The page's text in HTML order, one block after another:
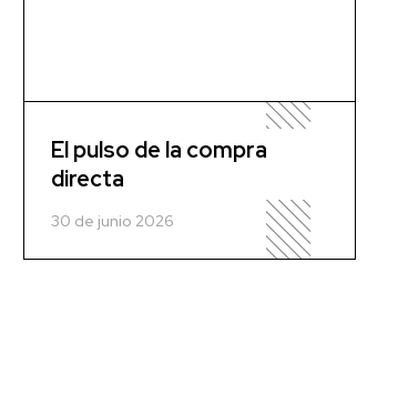
El pulso de la compra
directa
30 de junio 2026